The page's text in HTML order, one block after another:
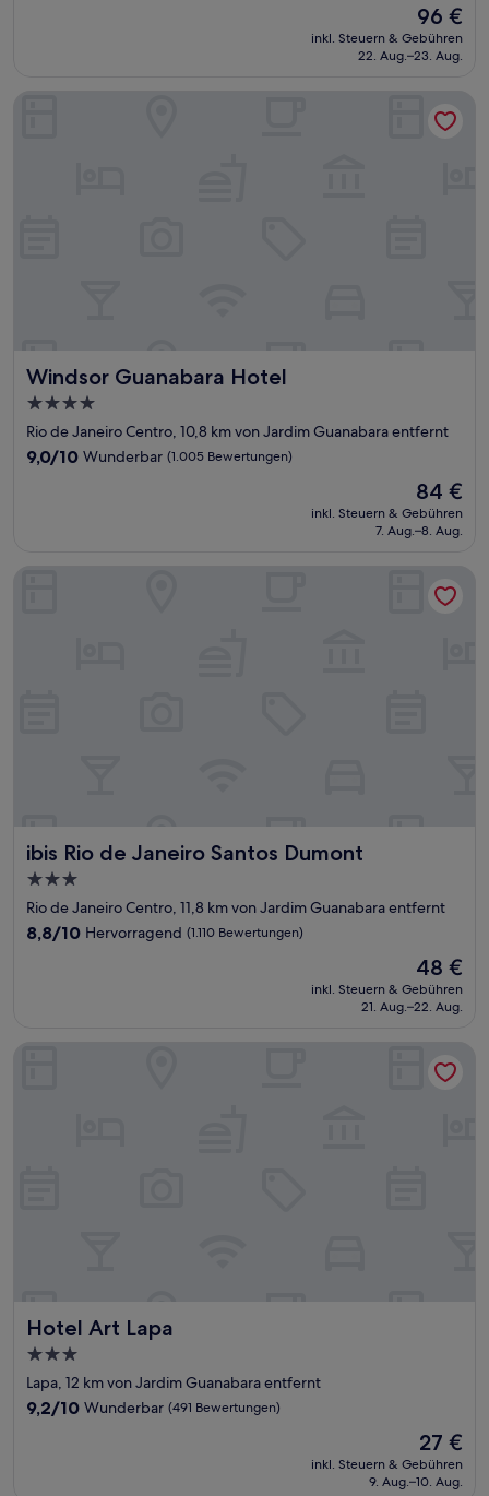
Der
Preis
beträgt
96 €
inkl. Steuern & Gebühren
22. Aug.–23. Aug.
Windsor Guanabara Hotel
Windsor Guanabara Hotel
4.0-
Sterne-
Unterkunft
Rio de Janeiro Centro, 10,8 km von Jardim Guanabara entfernt
9.0
9,0/10 Wunderbar (1.005 Bewertungen)
Der
Preis
beträgt
84 €
inkl. Steuern & Gebühren
7. Aug.–8. Aug.
Windsor Guanabara Hotel
ibis Rio de Janeiro Santos Dumont
ibis Rio de Janeiro Santos Dumont
3.0-
Sterne-
Unterkunft
Rio de Janeiro Centro, 11,8 km von Jardim Guanabara entfernt
8.8
8,8/10 Hervorragend (1.110 Bewertungen)
Der
Preis
beträgt
48 €
inkl. Steuern & Gebühren
21. Aug.–22. Aug.
Hotel Art Lapa
Hotel Art Lapa
3.0-
Sterne-
Unterkunft
Lapa, 12 km von Jardim Guanabara entfernt
9.2
9,2/10 Wunderbar (491 Bewertungen)
Der
Preis
beträgt
27 €
inkl. Steuern & Gebühren
9. Aug.–10. Aug.
Hotel Art Lapa